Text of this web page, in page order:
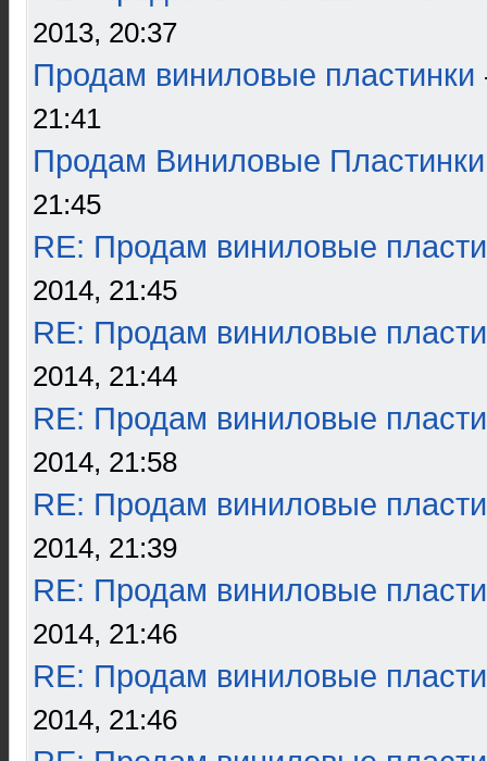
2013, 20:37
Продам виниловые пластинки
21:41
Продам Виниловые Пластинки
21:45
RE: Продам виниловые
2014, 21:45
RE: Продам виниловые
2014, 21:44
RE: Продам виниловые
2014, 21:58
RE: Продам виниловые
2014, 21:39
RE: Продам виниловые
2014, 21:46
RE: Продам виниловые
2014, 21:46